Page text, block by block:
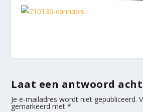
Laat een antwoord
Je e-mailadres wordt niet gepubliceerd.
gemarkeerd met*